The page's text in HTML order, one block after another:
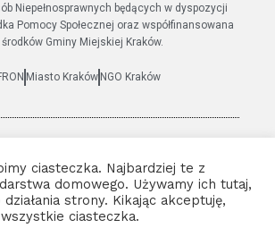
Niepełnosprawnych będących w dyspozycji
Pomocy Społecznej oraz współfinansowana
Gminy Miejskiej Kraków.
Miasto Kraków NGO Kraków
3
| Deklaracja dostępności
ciasteczka. Najbardziej te z
domowego. Używamy ich tutaj,
strony. Kikając akceptuję,
ciasteczka.